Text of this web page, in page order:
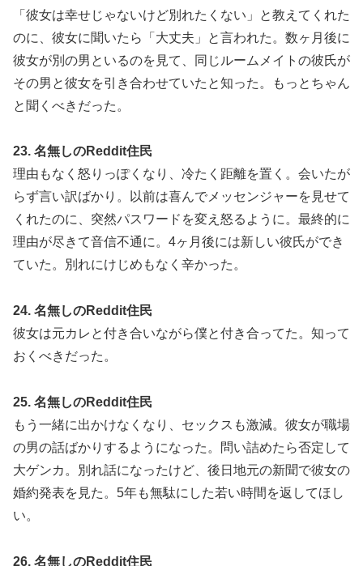
「彼女は幸せじゃないけど別れたくない」と教えてくれた
のに、彼女に聞いたら「大丈夫」と言われた。数ヶ月後に
彼女が別の男といるのを見て、同じルームメイトの彼氏が
その男と彼女を引き合わせていたと知った。もっとちゃん
と聞くべきだった。
23. 名無しのReddit住民
理由もなく怒りっぽくなり、冷たく距離を置く。会いたが
らず言い訳ばかり。以前は喜んでメッセンジャーを見せて
くれたのに、突然パスワードを変え怒るように。最終的に
理由が尽きて音信不通に。4ヶ月後には新しい彼氏ができ
ていた。別れにけじめもなく辛かった。
24. 名無しのReddit住民
彼女は元カレと付き合いながら僕と付き合ってた。知って
おくべきだった。
25. 名無しのReddit住民
もう一緒に出かけなくなり、セックスも激減。彼女が職場
の男の話ばかりするようになった。問い詰めたら否定して
大ゲンカ。別れ話になったけど、後日地元の新聞で彼女の
婚約発表を見た。5年も無駄にした若い時間を返してほし
い。
26. 名無しのReddit住民